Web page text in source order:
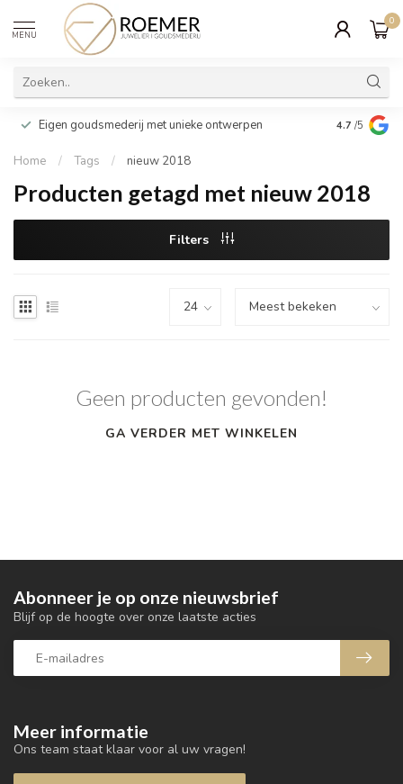
MENU
0
Eigen goudsmederij met unieke ontwerpen Wij
cadeau
4.7 /5
Home / Tags / nieuw 2018
Producten getagd met nieuw 2018
Filters
Geen producten gevonden!
GA VERDER MET WINKELEN
Meer informatie
Ons team staat klaar voor al uw vragen!
Abonneer je op onze nieuwsbrief
Blijf op de hoogte over onze laatste acties